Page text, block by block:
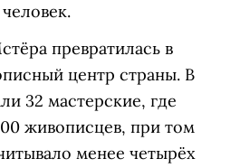
превратилась в
центр страны. В
32 мастерские, где
живописцев, при том
менее четырёх